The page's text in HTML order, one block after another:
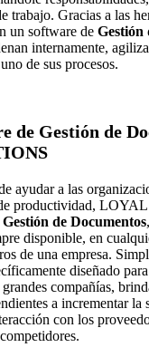
trabajo. Gracias a las
un software de Gestión
internamente,
de sus procesos.
de Gestión de
ayudar a las
de productividad,
Gestión de Documentos,
disponible, en
de una empresa.
diseñado
compañías,
a incrementar la
con los